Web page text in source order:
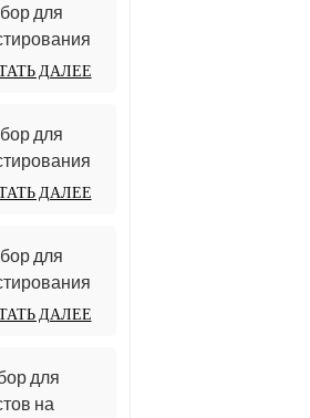
для
ДАЛЕЕ
для
ДАЛЕЕ
для
ДАЛЕЕ
для
на